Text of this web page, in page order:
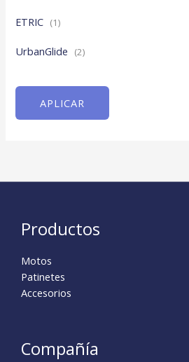
ETRIC (1)
UrbanGlide (2)
APLICAR
Productos
Motos
Patinetes
Accesorios
Compañía